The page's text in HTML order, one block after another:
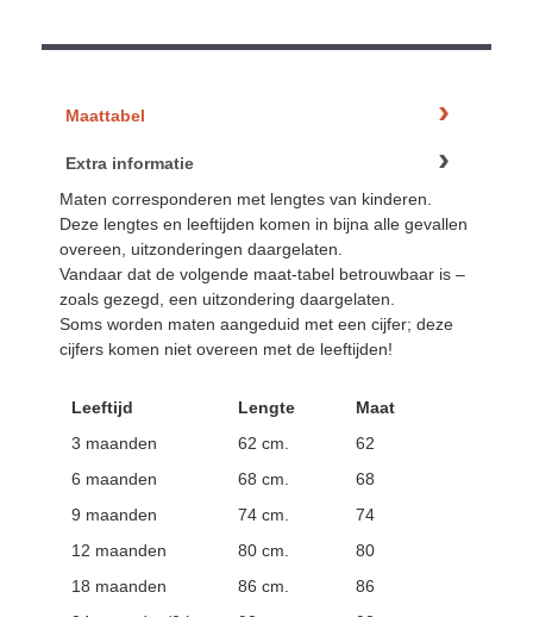
Maattabel
Extra informatie
Maten corresponderen met lengtes van kinderen.
Deze lengtes en leeftijden komen in bijna alle gevallen
overeen, uitzonderingen daargelaten.
Vandaar dat de volgende maat-tabel betrouwbaar is –
zoals gezegd, een uitzondering daargelaten.
Soms worden maten aangeduid met een cijfer; deze
cijfers komen niet overeen met de leeftijden!
Leeftijd Lengte
Maat
3 maanden
62 cm.
62
6 maanden
68 cm.
68
9 maanden
74 cm.
74
12 maanden
80 cm.
80
18 maanden
86 cm.
86